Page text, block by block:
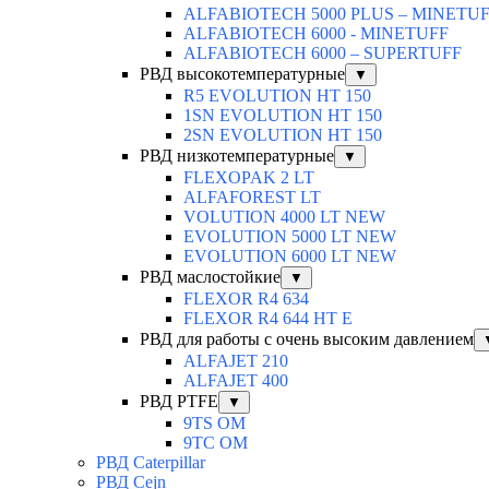
ALFABIOTECH 5000 PLUS –
ALFABIOTECH 6000 - MINETUFF
ALFABIOTECH 6000 – SUPERTUFF
РВД высокотемпературные
▼
R5 EVOLUTION HT 150
1SN EVOLUTION HT 150
2SN EVOLUTION HT 150
РВД низкотемпературные
▼
FLEXOPAK 2 LT
ALFAFOREST LT
VOLUTION 4000 LT NEW
EVOLUTION 5000 LT NEW
EVOLUTION 6000 LT NEW
РВД маслостойкие
▼
FLEXOR R4 634
FLEXOR R4 644 HT E
РВД для работы с очень высоким давлением
ALFAJET 210
ALFAJET 400
РВД PTFE
▼
9TS OM
9TC OM
РВД Caterpillar
РВД Cejn